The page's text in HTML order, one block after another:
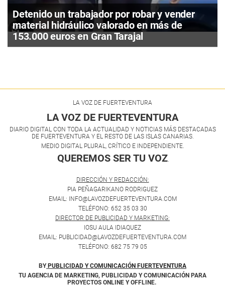
Detenido un trabajador por robar y vender
material hidráulico valorado en más de
153.000 euros en Gran Tarajal
LA VOZ DE FUERTEVENTURA
LA VOZ DE FUERTEVENTURA
DIARIO DIGITAL CON TODA LA ACTUALIDAD Y NOTICIAS MÁS DESTACADAS
DE FUERTEVENTURA Y EL RESTO DE LAS ISLAS CANARIAS.
MEDIO DIGITAL PLURAL, CRÍTICO E INDEPENDIENTE.
QUEREMOS SER TU VOZ.
DIRECCIÓN Y REDACCIÓN:
PIA PEÑAGARIKANO RODRIGUEZ
EMAIL: INFO@LAVOZDEFUERTEVENTURA.COM
TELÉFONO: 652 35 03 30
DIRECTOR DE PUBLICIDAD Y MARKETING:
IOSU AULA IDIAQUEZ
EMAIL: PUBLICIDAD@LAVOZDEFUERTEVENTURA.COM
TELÉFONO: 682 75 79 05
BY PUBLICIDAD Y COMUNICACIÓN FUERTEVENTURA
TU AGENCIA DE MARKETING, PUBLICIDAD Y COMUNICACIÓN PARA
PROYECTOS ONLINE Y OFFLINE.